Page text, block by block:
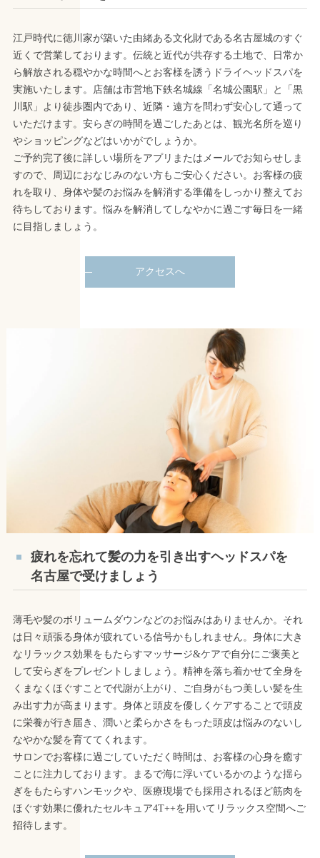
江戸時代に徳川家が築いた由緒ある文化財である名古屋城のすぐ
近くで営業しております。伝統と近代が共存する土地で、日常か
ら解放される穏やかな時間へとお客様を誘うドライヘッドスパを
実施いたします。店舗は市営地下鉄名城線「名城公園駅」と「黒
川駅」より徒歩圏内であり、近隣・遠方を問わず安心して通って
いただけます。安らぎの時間を過ごしたあとは、観光名所を巡り
やショッピングなどはいかがでしょうか。
ご予約完了後に詳しい場所をアプリまたはメールでお知らせしま
すので、周辺におなじみのない方もご安心ください。お客様の疲
れを取り、身体や髪のお悩みを解消する準備をしっかり整えてお
待ちしております。悩みを解消してしなやかに過ごす毎日を一緒
に目指しましょう。
アクセスへ
疲れを忘れて髪の力を引き出すヘッドスパを
名古屋で受けましょう
薄毛や髪のボリュームダウンなどのお悩みはありませんか。それ
は日々頑張る身体が疲れている信号かもしれません。身体に大き
なリラックス効果をもたらすマッサージ&ケアで自分にご褒美と
して安らぎをプレゼントしましょう。精神を落ち着かせて全身を
くまなくほぐすことで代謝が上がり、ご自身がもつ美しい髪を生
み出す力が高まります。身体と頭皮を優しくケアすることで頭皮
に栄養が行き届き、潤いと柔らかさをもった頭皮は悩みのないし
なやかな髪を育ててくれます。
サロンでお客様に過ごしていただく時間は、お客様の心身を癒す
ことに注力しております。まるで海に浮いているかのような揺ら
ぎをもたらすハンモックや、医療現場でも採用されるほど筋肉を
ほぐす効果に優れたセルキュア4T++を用いてリラックス空間へご
招待します。